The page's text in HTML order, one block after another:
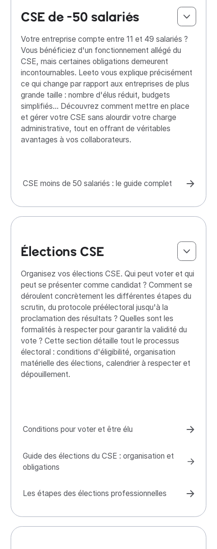
CSE de -50 salariés
Votre entreprise compte entre 11 et 49 salariés ?
Vous bénéficiez d'un fonctionnement allégé du
CSE, mais certaines obligations demeurent
incontournables. Leeto vous explique précisément
ce qui change par rapport aux entreprises de plus
grande taille : nombre d'élus réduit, budgets
simplifiés... Découvrez comment mettre en place
et gérer votre CSE sans alourdir votre charge
administrative, tout en offrant de véritables
avantages à vos collaborateurs.
CSE moins de 50 salariés : le guide complet
Élections CSE
Organisez vos élections CSE. Qui peut voter et qui
peut se présenter comme candidat ? Comment se
déroulent concrètement les différentes étapes du
scrutin, du protocole préélectoral jusqu'à la
proclamation des résultats ? Quelles sont les
formalités à respecter pour garantir la validité du
vote ? Cette section détaille tout le processus
électoral : conditions d'éligibilité, organisation
matérielle des élections, calendrier à respecter et
dépouillement.
Conditions pour voter et être élu
Guide des élections du CSE : organisation et
obligations
Les étapes des élections professionnelles